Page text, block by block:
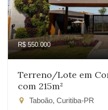
R$ 550.000
Terreno/Lote em
com 215m²
Taboão, Curitiba-PR